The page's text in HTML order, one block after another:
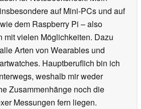
auf Mini-PCs und auf
dem Raspberry Pi – also
mit vielen Möglichkeiten. Dazu
Arten von Wearables und
Hauptberuflich bin ich
weshalb mir weder
Zusammenhänge noch die
Messungen fern liegen.